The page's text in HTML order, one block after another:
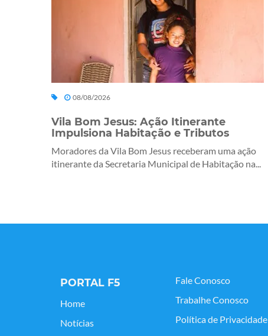
08/08/2026
Vila Bom Jesus: Ação Itinerante
Impulsiona Habitação e Tributos
Moradores da Vila Bom Jesus receberam uma ação
itinerante da Secretaria Municipal de Habitação na...
PORTAL F5
Home
Notícias
Fale Conosco
Trabalhe Conosco
Política de Privacidade